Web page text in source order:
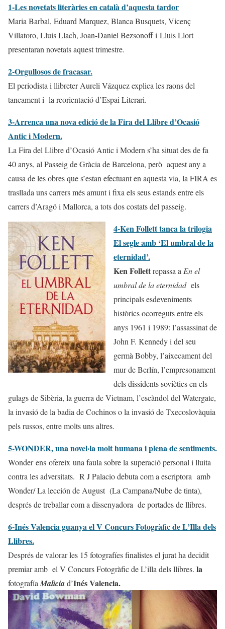
1-Les novetats literàries en català d’aquesta tardor
Maria Barbal, Eduard Marquez, Blanca Busquets, Vicenç
Villatoro, Lluis Llach, Joan-Daniel Bezsonoff i Lluis Llort
presentaran novetats aquest trimestre.
2-Orgullosos de fracasar.
El periodista i llibreter Aureli Vázquez explica les raons del
tancament i la reorientació d’Espai Literari.
3-Arrenca una nova edició de la Fira del Llibre d’Ocasió
Antic i Modern.
La Fira del Llibre d’Ocasió Antic i Modern s’ha situat des de fa
40 anys, al Passeig de Gràcia de Barcelona, però aquest any a
causa de les obres que s’estan efectuant en aquesta via, la FIRA es
trasllada uns carrers més amunt i fixa els seus estands entre els
carrers d’Aragó i Mallorca, a tots dos costats del passeig.
4-Ken Follett tanca la trilogia
El segle amb ‘El umbral de la
eternidad’.
Ken Follettrepassa a En el
umbral de la eternidad els
principals esdeveniments
històrics ocorreguts entre els
anys 1961 i 1989: l’assassinat de
John F. Kennedy i del seu
germà Bobby, l’aixecament del
mur de Berlín, l’empresonament
dels dissidents soviètics en els
gulags de Sibèria, la guerra de Vietnam, l’escàndol del Watergate,
la invasió de la badia de Cochinos o la invasió de Txecoslovàquia
pels russos, entre molts uns altres.
5-WONDER, una novel·la molt humana i plena de sentiments.
Wonder ens ofereix una faula sobre la superació personal i lluita
contra les adversitats. R J Palacio debuta com a escriptora amb
Wonder/ La lección de August (La Campana/Nube de tinta),
després de treballar com a dissenyadora de portades de llibres.
6-Inés Valencia guanya el V Concurs Fotogràfic de L’Illa dels
Llibres.
Després de valorar les 15 fotografíes finalistes el jurat ha decidit
premiar amb el V Concurs Fotogràfic de L’illa dels llibres. la
fotografíaMaliciad’Inés Valencia.